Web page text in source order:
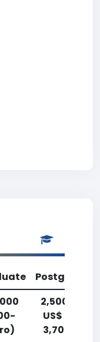
2,500-
US$ (1,800-
3,700 Euro)